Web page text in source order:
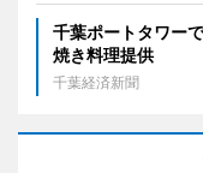
千葉ポートタワー
焼き料理提供
千葉経済新聞